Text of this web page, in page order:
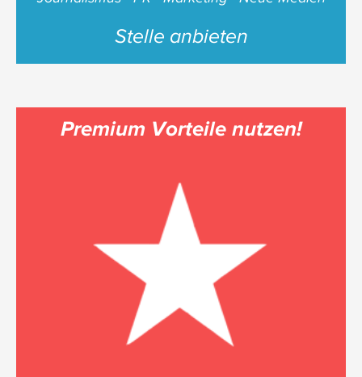
Stelle anbieten
Premium Vorteile nutzen!